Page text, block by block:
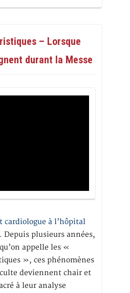
– Lorsque
durant la Messe
cardiologue à l’hôpital
Depuis plusieurs années,
appelle les «
», ces phénomènes
deviennent chair et
à leur analyse